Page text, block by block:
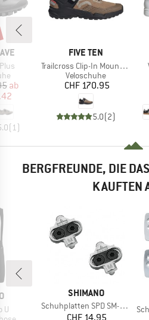
Preis
ab
(1 )
MARKE
FIVE TEN
Artikel
Trailcross Clip-In Mountain Biking Shoes
Produktgruppe
Veloschuhe
Preis
CHF 170.95
5.0(2)
BERGFREUNDE, DIE
KAUFTEN
U
MARKE
SHIMANO
Artikel
Schuhplatten SPD SM-SH 56
Preis
CHF 14.95